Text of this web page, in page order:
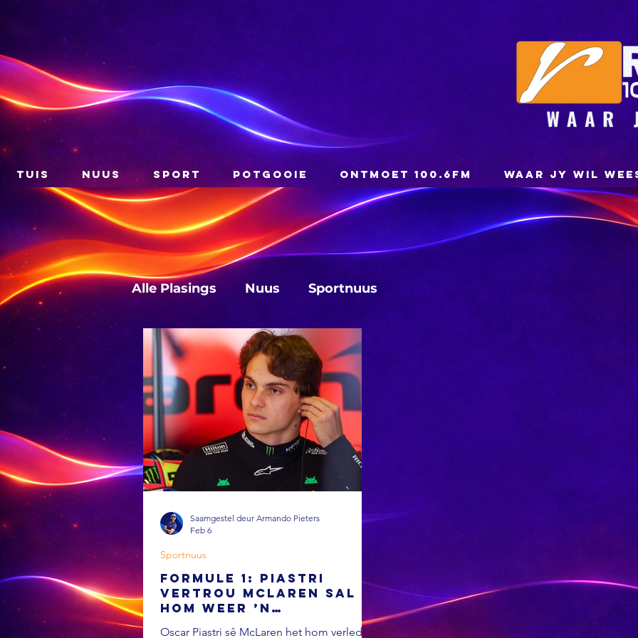
TUIS NUUS SPORT POTGOOIE ONTMOET 100.6FM WAAR JY WIL
Alle Plasings Nuus Sportnuus
FORMULE 1: Piastri
vertrou McLaren sal
hom weer ’n
Oscar Piastri sê McLaren het hom verlede
Sportnuus
Saamgestel deur Armando Pieters
Feb 6